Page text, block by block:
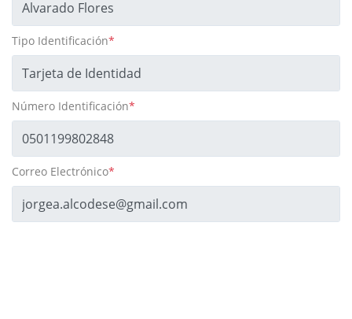
Tipo Identificación*
Número Identificación*
Correo Electrónico*